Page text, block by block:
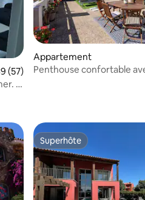
moyenne sur la base de 57
(57)
À
Appartement
Penthouse confortable
Superhôte
Superhôte